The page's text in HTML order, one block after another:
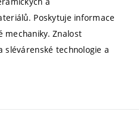
Poskytuje informace
mechaniky. Znalost
technologie a